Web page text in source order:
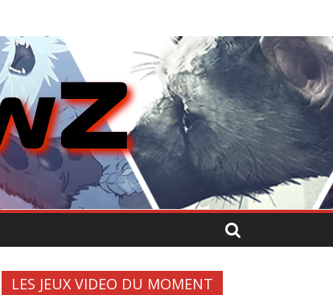
LES JEUX VIDEO DU MOMENT